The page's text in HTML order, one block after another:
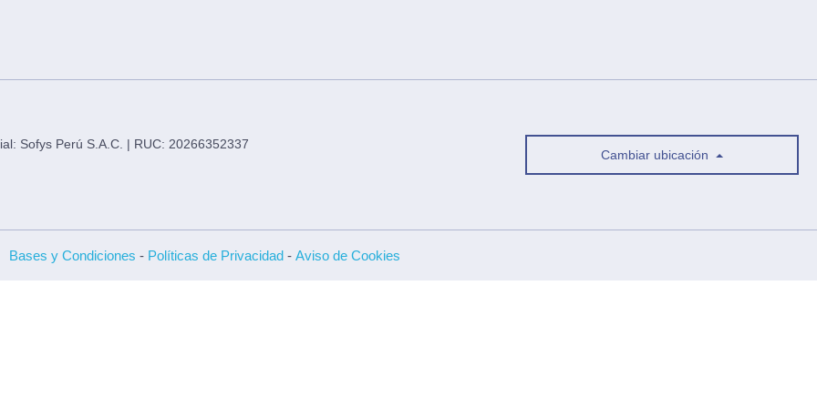
Sofys Perú S.A.C. | RUC: 20266352337
Cambiar ubicación
Bases y Condiciones - Políticas de Privacidad- Aviso de Cookies